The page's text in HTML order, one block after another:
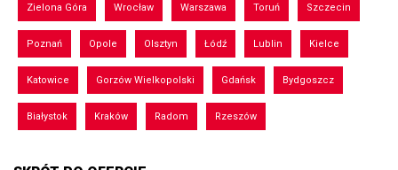
Zielona Góra Wrocław Warszawa Toruń Szczecin
Poznań Opole Olsztyn Łódź Lublin Kielce
Katowice Gorzów Wielkopolski Gdańsk Bydgoszcz
Białystok Kraków Radom Rzeszów